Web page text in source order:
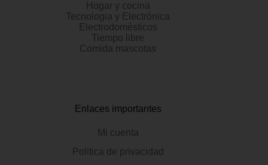
Hogar y cocina
Tecnologia y Electrónica
Electrodomésticos
Tiempo libre
Comida mascotas
Enlaces importantes
Mi cuenta
Politica de privacidad